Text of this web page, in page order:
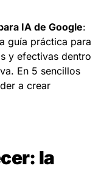
IA de Google:
guía práctica para
y efectivas dentro
En 5 sencillos
a crear
la